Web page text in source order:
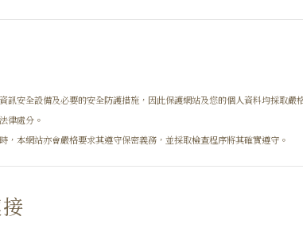
訊安全設備及必要的安全防護措施，因此保護網站及您的個人資料均採取
律處分。
，本網站亦會嚴格要求其遵守保密義務，並採取檢查程序將其確實遵守。